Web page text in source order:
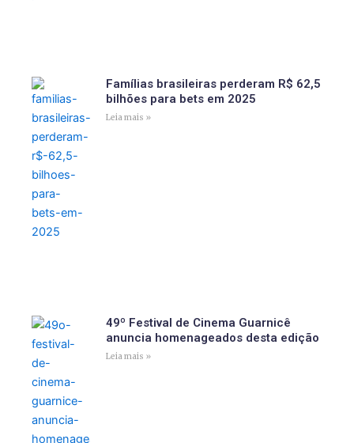
Famílias brasileiras perderam R$ 62,5
bilhões para bets em 2025
Leia mais »
49º Festival de Cinema Guarnicê
anuncia homenageados desta edição
Leia mais »